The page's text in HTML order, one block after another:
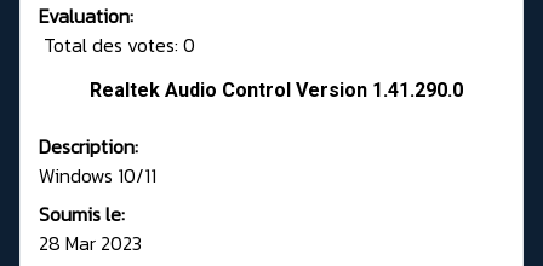
Evaluation:
Total des votes: 0
Realtek Audio Control Version 1.41.290.0
Description:
Windows 10/11
Soumis le:
28 Mar 2023